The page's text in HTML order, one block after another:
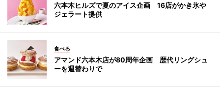
六本木ヒルズで夏のアイス企画 16店がかき氷や
ジェラート提供
食べる
アマンド六本木店が80周年企画 歴代リングシュ
ーを週替わりで